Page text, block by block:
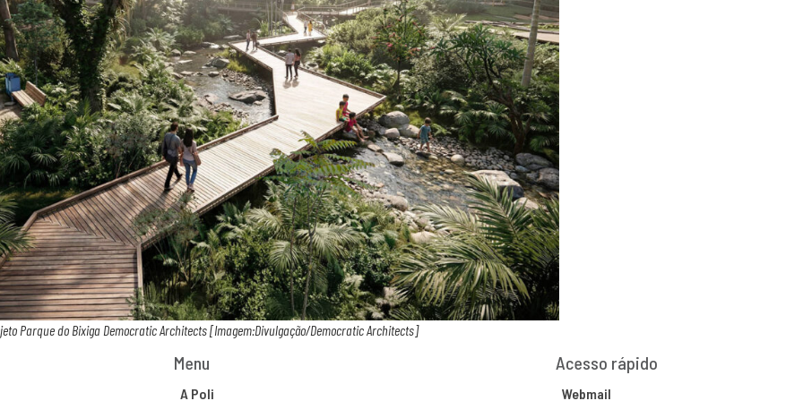
Parque do Bixiga Democratic Architects [Imagem:Divulgação/Democratic Architects]
Menu
A Poli
Acesso rápido
Webmail